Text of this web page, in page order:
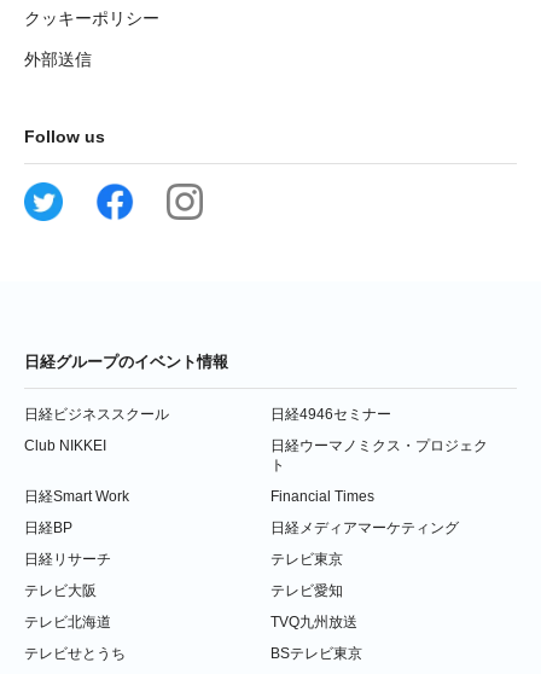
クッキーポリシー
外部送信
Follow us
日経グループのイベント情報
日経ビジネススクール
日経4946セミナー
Club NIKKEI
日経ウーマノミクス・プロジェク
ト
日経Smart Work
Financial Times
日経BP
日経メディアマーケティング
日経リサーチ
テレビ東京
テレビ大阪
テレビ愛知
テレビ北海道
TVQ九州放送
テレビせとうち
BSテレビ東京